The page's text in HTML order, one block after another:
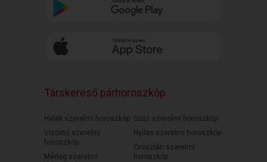
Társkereső párhoroszkóp
Halak szerelmi horoszkóp
Vízöntő szerelmi
horoszkóp
Mérleg szerelmi
Szűz szerelmi horoszkóp
Nyilas szerelmi horoszkóp
Oroszlán szerelmi
horoszkóp